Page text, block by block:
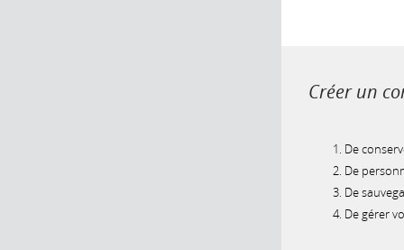
Créer un
De
De
De
De gérer